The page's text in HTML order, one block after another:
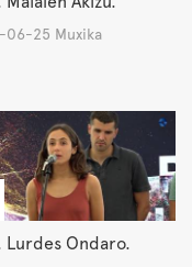
06-25 Muxika
Lurdes Ondaro.